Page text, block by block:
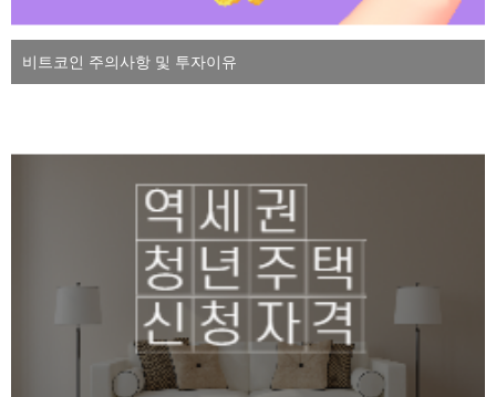
비트코인 주의사항 및 투자이유